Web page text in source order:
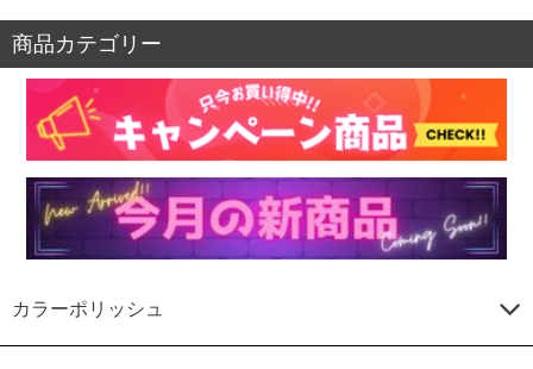
商品カテゴリー
カラーポリッシュ